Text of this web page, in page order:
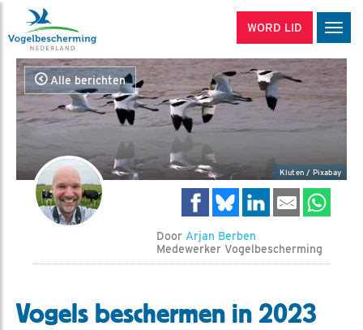
WORD LID
Alle berichten
Kluten / Pixabay
Door Arjan Berben
Medewerker Vogelbescherming
Vogels beschermen in 2023